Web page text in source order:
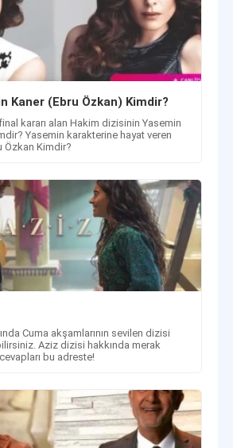
Kaner (Ebru Özkan) Kimdir?
kararı alan Hakim dizisinin Yasemin
Yasemin karakterine hayat veren
Özkan Kimdir?
Cuma akşamlarının sevilen dizisi
Aziz dizisi hakkında merak
bu adreste!